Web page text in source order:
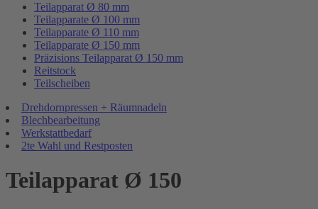
Teilapparat Ø 80 mm
Teilapparate Ø 100 mm
Teilapparate Ø 110 mm
Teilapparate Ø 150 mm
Präzisions Teilapparat Ø 150 mm
Reitstock
Teilscheiben
Drehdornpressen + Räumnadeln
Blechbearbeitung
Werkstattbedarf
2te Wahl und Restposten
Teilapparat Ø 150